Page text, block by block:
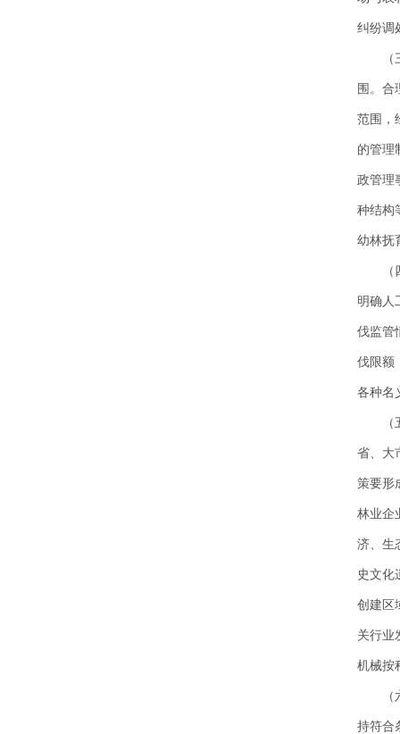
纠纷调
围。合
范围，
的管理
政管理
种结构
幼林抚
明确人
伐监管
伐限额
各种名
省、大
策要形
林业企
济、生
史文化
创建区
关行业
机械按
持符合